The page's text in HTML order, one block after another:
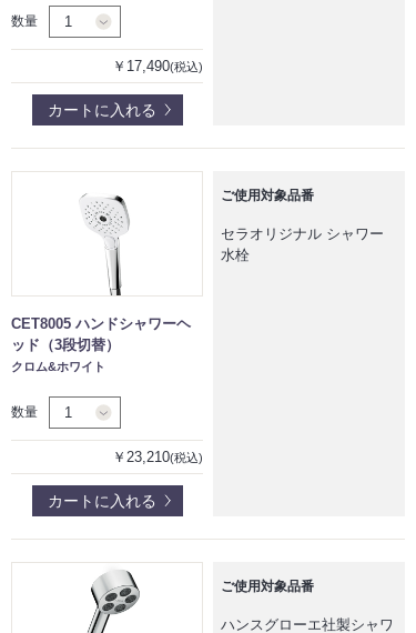
数量
￥17,490(税込)
カートに入れる
CET8005 ハンドシャワーヘ
ッド（3段切替）
クロム&ホワイト
数量
￥23,210(税込)
カートに入れる
ご使用対象品番
セラオリジナル シャワー
水栓
ご使用対象品番
ハンスグローエ社製シャワ